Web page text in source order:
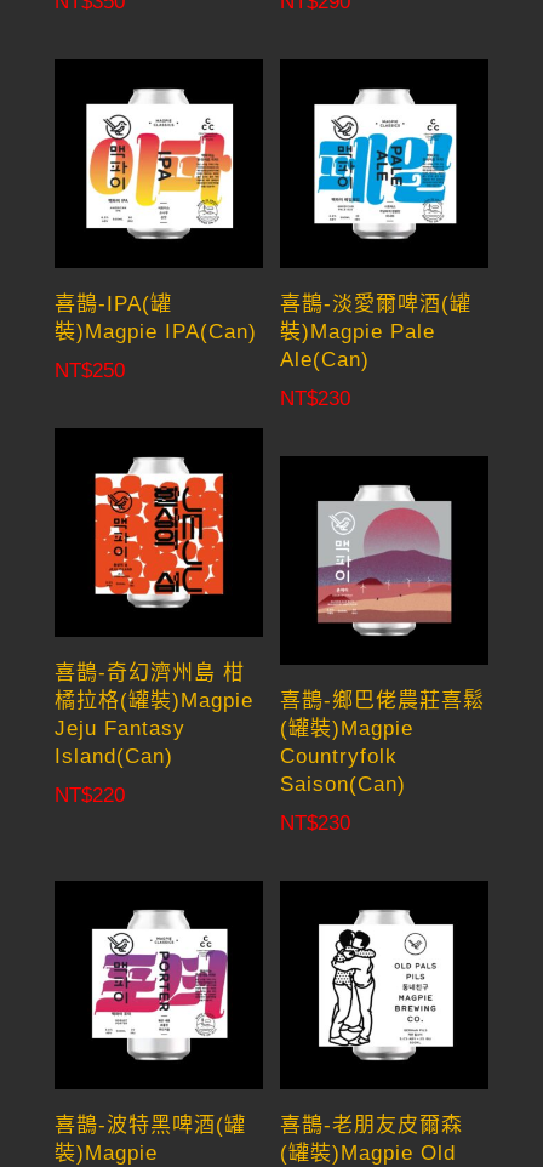
喜鵲-IPA(罐
裝)Magpie IPA(Can)
NT$250
喜鵲-淡愛爾啤酒(罐
裝)Magpie Pale
Ale(Can)
NT$230
喜鵲-奇幻濟州島 柑
橘拉格(罐裝)Magpie
Jeju Fantasy
Island(Can)
NT$220
喜鵲-鄉巴佬農莊喜鬆
(罐裝)Magpie
Countryfolk
Saison(Can)
NT$230
喜鵲-波特黑啤酒(罐
裝)Magpie
喜鵲-老朋友皮爾森
(罐裝)Magpie Old